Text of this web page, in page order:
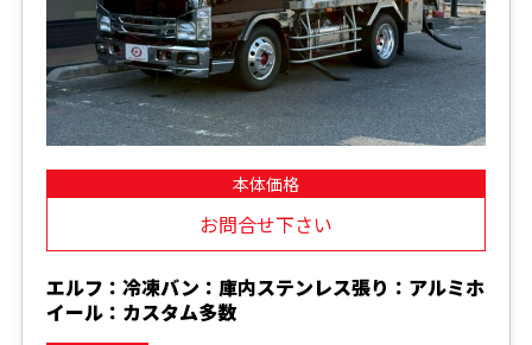
本体価格
お問合せ下さい
エルフ：冷凍バン：庫内ステンレス張り：アルミホ
イール：カスタム多数